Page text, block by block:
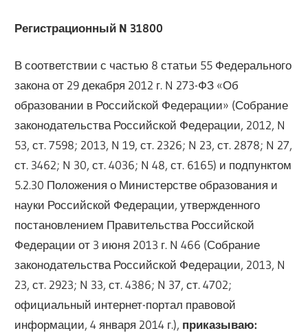
Регистрационный N 31800
В соответствии с частью 8 статьи 55 Федерального
закона от 29 декабря 2012 г. N 273-ФЗ «Об
образовании в Российской Федерации» (Собрание
законодательства Российской Федерации, 2012, N
53, ст. 7598; 2013, N 19, ст. 2326; N 23, ст. 2878; N 27,
ст. 3462; N 30, ст. 4036; N 48, ст. 6165) и подпунктом
5.2.30 Положения о Министерстве образования и
науки Российской Федерации, утвержденного
постановлением Правительства Российской
Федерации от 3 июня 2013 г. N 466 (Собрание
законодательства Российской Федерации, 2013, N
23, ст. 2923; N 33, ст. 4386; N 37, ст. 4702;
официальный интернет-портал правовой
информации, 4 января 2014 г.), приказываю: